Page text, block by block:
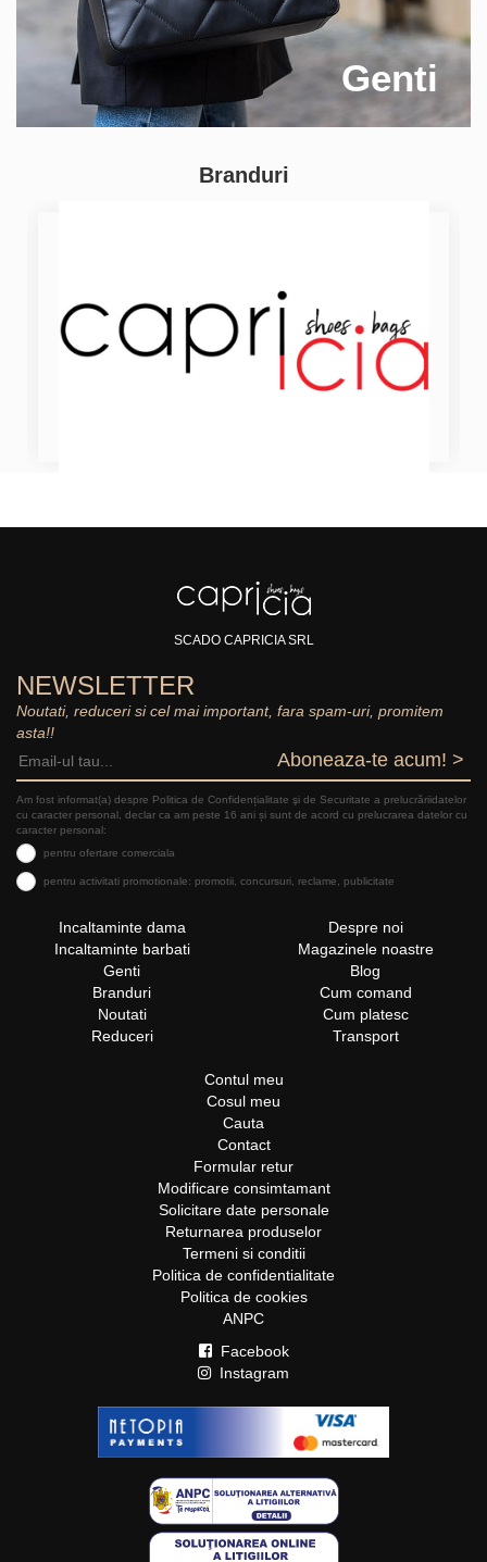
Genti
Branduri
SCADO CAPRICIA SRL
NEWSLETTER
Noutati, reduceri si cel mai important, fara spam-uri, promitem
asta!!
Aboneaza-te acum! >
Am fost informat(a) despre Politica de Confidențialitate şi de Securitate a prelucrăriidatelor
cu caracter personal, declar ca am peste 16 ani și sunt de acord cu prelucrarea datelor cu
caracter personal:
pentru ofertare comerciala
pentru activitati promotionale: promotii, concursuri, reclame, publicitate
Incaltaminte dama
Incaltaminte barbati
Genti
Branduri
Noutati
Reduceri
Despre noi
Magazinele noastre
Blog
Cum comand
Cum platesc
Transport
Contul meu
Cosul meu
Cauta
Contact
Formular retur
Modificare consimtamant
Solicitare date personale
Returnarea produselor
Termeni si conditii
Politica de confidentialitate
Politica de cookies
ANPC
Facebook
Instagram